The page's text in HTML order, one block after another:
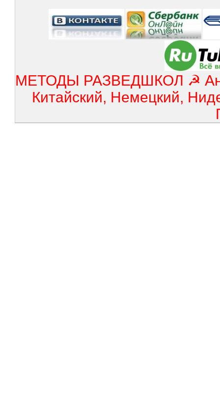
МЕТОДЫ РАЗВЕДШКОЛ ☭
Китайский, Немецкий,